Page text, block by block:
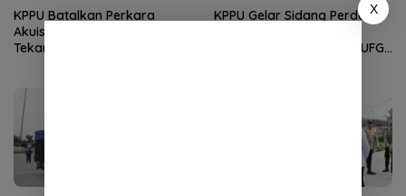
KPPU Batalkan Perkara
Akuisisi PT MCP Indo Utama,
Tekankan Kepastian Hukum
KPPU Gelar Sidang Perdana
Notifikasi Akuisisi oleh MUFG
X